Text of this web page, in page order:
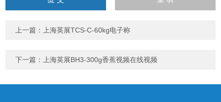
字），如：三加四=7
上一篇： 上海英展TCS-C-60kg电子称
下一篇： 上海英展BH3-300g香蕉视频在线视频